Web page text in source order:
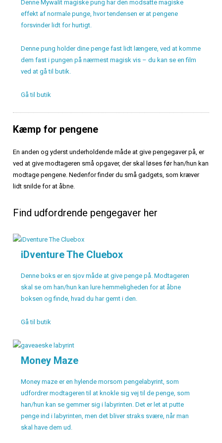
Denne Mywalit magiske pung har den modsatte magiske
effekt af normale punge, hvor tendensen er at pengene
forsvinder lidt for hurtigt.
Denne pung holder dine penge fast lidt længere, ved at komme
dem fast i pungen på nærmest magisk vis – du kan se en film
ved at gå til butik.
Gå til butik
Kæmp for pengene
En anden og yderst underholdende måde at give pengegaver på, er
ved at give modtageren små opgaver, der skal løses før han/hun kan
modtage pengene. Nedenfor finder du små gadgets, som kræver
lidt snilde for at åbne.
Find udfordrende pengegaver her
iDventure The Cluebox
Denne boks er en sjov måde at give penge på. Modtageren
skal se om han/hun kan lure hemmeligheden for at åbne
boksen og finde, hvad du har gemt i den.
Gå til butik
Money Maze
Money maze er en hylende morsom pengelabyrint, som
udfordrer modtageren til at knokle sig vej til de penge, som
han/hun kan se gemmer sig i labyrinten. Det er let at putte
penge ind i labyrinten, men det bliver straks svære, når man
skal have dem ud.